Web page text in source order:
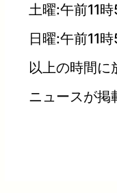
土曜:午前11
日曜:午前11時
以上の時間に
ニュースが掲